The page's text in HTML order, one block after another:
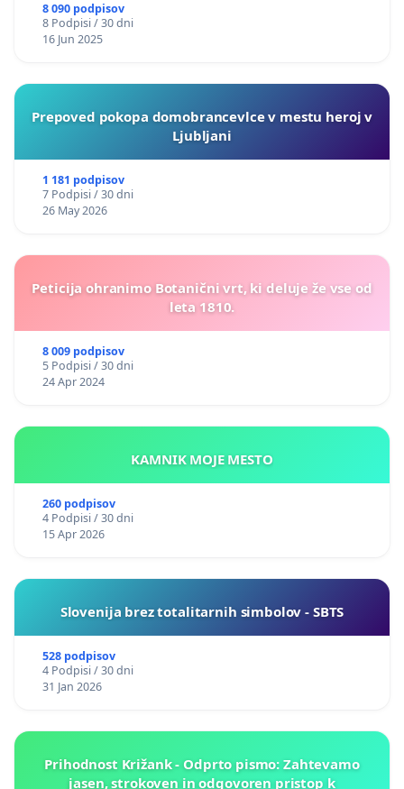
8 090 podpisov
8 Podpisi / 30 dni
16 Jun 2025
Prepoved pokopa domobrancevlce v mestu heroj v
Ljubljani
1 181 podpisov
7 Podpisi / 30 dni
26 May 2026
Peticija ohranimo Botanični vrt, ki deluje že vse od
leta 1810.
8 009 podpisov
5 Podpisi / 30 dni
24 Apr 2024
KAMNIK MOJE MESTO
260 podpisov
4 Podpisi / 30 dni
15 Apr 2026
Slovenija brez totalitarnih simbolov - SBTS
528 podpisov
4 Podpisi / 30 dni
31 Jan 2026
Prihodnost Križank - Odprto pismo: Zahtevamo
jasen, strokoven in odgovoren pristop k